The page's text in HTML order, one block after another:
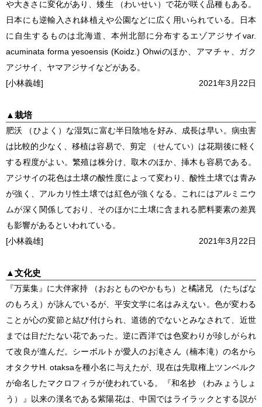
や大きさに変化があり、矮生 （わいせい）で花が咲く品種もある。
日本にも逆輸入され鉢植えや公園などに広く用いられている。日本
に自生するものは北海道、本州北部に分布するエゾアジサイvar.
acuminata formayesoensis (Koidz.) Ohwiのほか、アマチャ、ガク
アジサイ、ヤマアジサイなどがある。
[小林義雄]
2021年3月22日
▲栽培
肥沃 （ひよく）な湿気に富む半日陰地を好み、成長は早い。病虫害
は比較的少なく、移植は容易で、剪定 （せんてい）は花期後に軽く
する程度がよい。繁殖は株分け、取木のほか、挿木も容易である。
アジサイの花色は土壌の酸性度によって変わり、酸性土壌では青み
が強く、アルカリ性土壌では紅色が強くなる。これにはアルミニウ
ムが深く関係しており、そのほかに土壌に含まれる肥料要素の差異
も影響があるといわれている。
[小林義雄]
2021年3月22日
▲文化史
『万葉集』に大伴家持 （おおとものやかもち）と橘諸兄 （たちばな
のもろえ）が詠んでいるが、平安文学に名はみえない。色が変わる
ことが心の変節と結び付けられ、道徳的でないとみなされて、近世
までは目だたない花であった。逆に西洋では色変わりが珍しがられ
て改良が進んだ。シーボルトが愛人のお滝さん（楠本滝）の名から
オタクサH. otaksaを種小名に与えたが、現在は先取権上ツンベルク
が命名したマクロフィラが使われている。『和名抄 （わみょうしょ
う）』以来の漢名である紫陽花は、中国ではライラックとする説が